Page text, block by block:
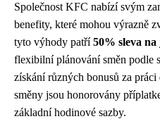
Společnost KFC nabízí svým
benefity, které mohou výrazně
tyto výhody patří50% sleva
flexibilní plánování směn podle
získání různých bonusů za
směny jsou honorovány
základní hodinové sazby.